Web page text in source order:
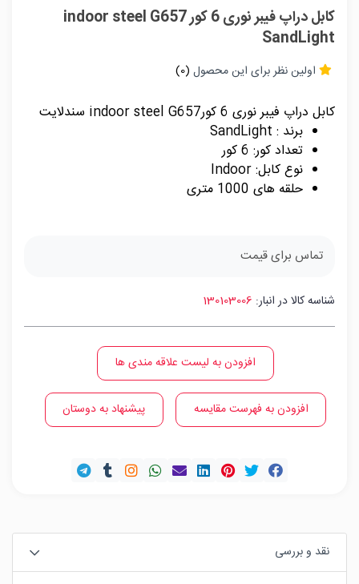
کابل دراپ فیبر نوری 6 کور indoor steel G657
SandLight
اولین نظر برای این محصول (0)
کابل دراپ فیبر نوری 6 کورindoor steel G657 سندلایت
برند : SandLight
تعداد کور: 6 کور
نوع کابل: Indoor
حلقه های 1000 متری
تماس برای قیمت
شناسه کالا در انبار: 130103006
افزودن به لیست علاقه مندی ها
افزودن به فهرست مقایسه پیشنهاد به دوستان
نقد و بررسی